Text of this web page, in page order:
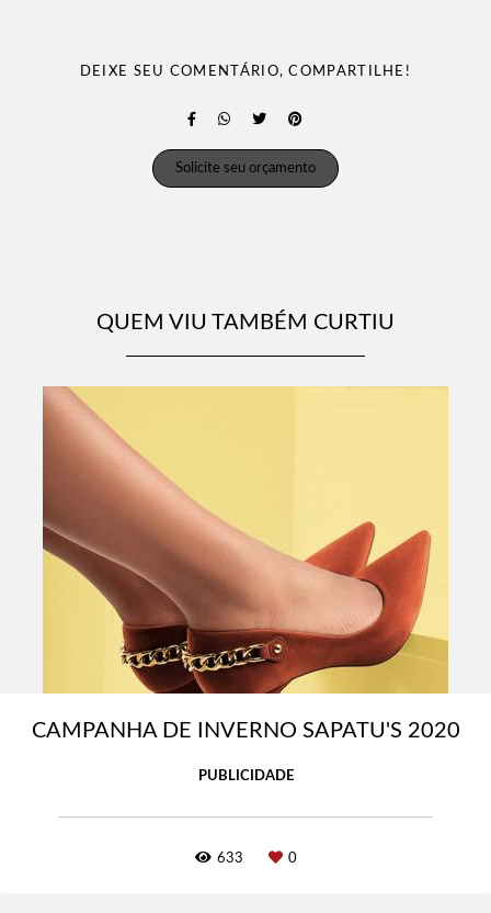
DEIXE SEU COMENTÁRIO, COMPARTILHE!
Solicite seu orçamento
QUEM VIU TAMBÉM CURTIU
CAMPANHA DE INVERNO SAPATU'S 2020
PUBLICIDADE
633 0